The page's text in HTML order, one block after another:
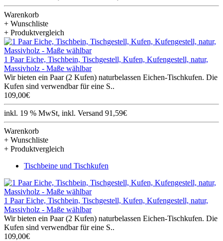
Warenkorb
+ Wunschliste
+ Produktvergleich
1 Paar Eiche, Tischbein, Tischgestell, Kufen, Kufengestell, natur,
Massivholz - Maße wählbar
Wir bieten ein Paar (2 Kufen) naturbelassen Eichen-Tischkufen. Die
Kufen sind verwendbar für eine S..
109,00€
inkl. 19 % MwSt, inkl. Versand 91,59€
Warenkorb
+ Wunschliste
+ Produktvergleich
Tischbeine und Tischkufen
1 Paar Eiche, Tischbein, Tischgestell, Kufen, Kufengestell, natur,
Massivholz - Maße wählbar
Wir bieten ein Paar (2 Kufen) naturbelassen Eichen-Tischkufen. Die
Kufen sind verwendbar für eine S..
109,00€